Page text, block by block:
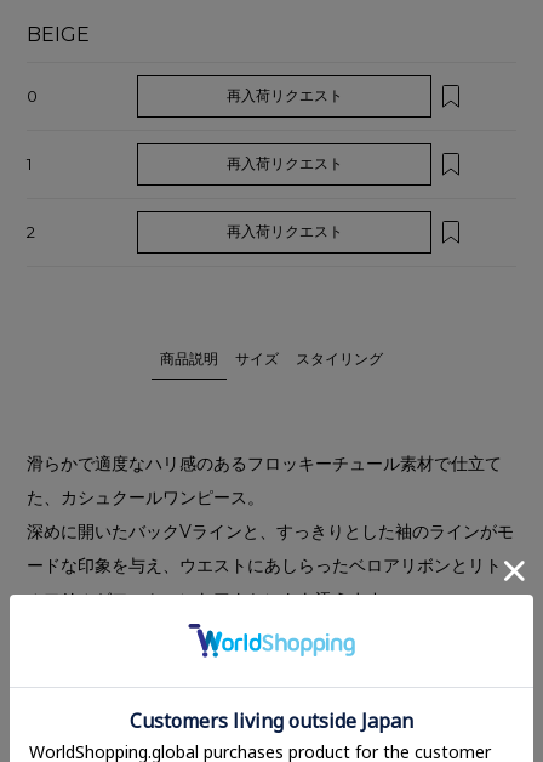
BEIGE
0 再入荷リクエスト
1 再入荷リクエスト
2 再入荷リクエスト
商品説明 サイズ スタイリング
滑らかで適度なハリ感のあるフロッキーチュール素材で仕立て
た、カシュクールワンピース。
深めに開いたバックVラインと、すっきりとした袖のラインがモ
ードな印象を与え、ウエストにあしらったベロアリボンとリト
ルフリルがフェミニンなアクセントを添えます。
ほのかにコクーンラインを描くシルエットで、甘くなりすぎ
抜け感をプラスします。